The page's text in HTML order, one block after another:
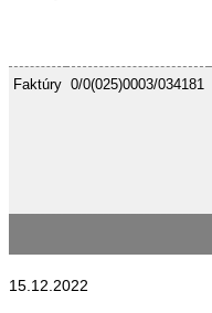
Faktúry 0/0(025)0003/034181
15.12.2022